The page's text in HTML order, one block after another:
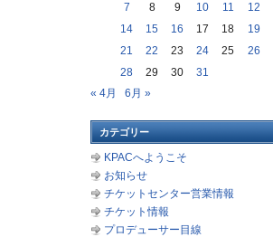
7
8 9 10 11 12
14
15 16 17 18 19
21
22 23 24 25 26
28
29 30
31
« 4月
6月 »
カテゴリー
KPACへようこそ
お知らせ
チケットセンター営業情報
チケット情報
プロデューサー目線